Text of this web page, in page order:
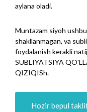
aylana oladi.
Muntazam siyoh
shakllanmagan, va
foydalanish kerakli
SUBLIYATSIYA
QIZIQISh.
Hozir bepul